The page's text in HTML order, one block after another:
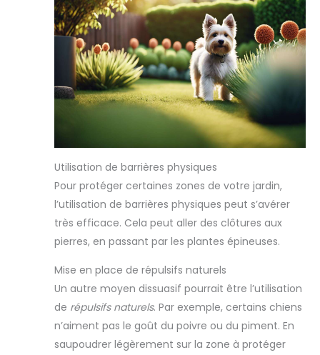
Utilisation de barrières physiques
Pour protéger certaines zones de votre jardin,
l’utilisation de barrières physiques peut s’avérer
très efficace. Cela peut aller des clôtures aux
pierres, en passant par les plantes épineuses.
Mise en place de répulsifs naturels
Un autre moyen dissuasif pourrait être l’utilisation
de répulsifs naturels. Par exemple, certains chiens
n’aiment pas le goût du poivre ou du piment. En
saupoudrer légèrement sur la zone à protéger